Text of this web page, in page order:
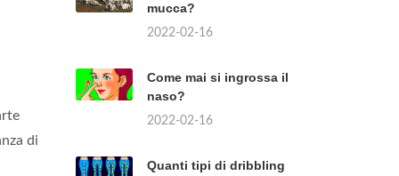
di
mucca?
2022-02-16
Come mai si ingrossa il
naso?
2022-02-16
Quanti tipi di dribbling